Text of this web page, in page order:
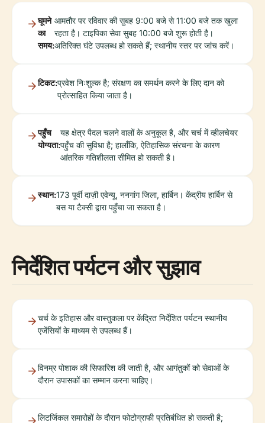
घूमने
का
समय:
आमतौर पर रविवार की सुबह 9:00 बजे से 11:00 बजे तक खुला
रहता है। टाइपिका सेवा सुबह 10:00 बजे शुरू होती है।
अतिरिक्त घंटे उपलब्ध हो सकते हैं; स्थानीय स्तर पर जांच करें।
टिकट:प्रवेश निःशुल्क है; संरक्षण का समर्थन करने के लिए दान को
प्रोत्साहित किया जाता है।
पहुँच
योग्यता:
यह क्षेत्र पैदल चलने वालों के अनुकूल है, और चर्च में व्हीलचेयर
पहुँच की सुविधा है; हालाँकि, ऐतिहासिक संरचना के कारण
आंतरिक गतिशीलता सीमित हो सकती है।
स्थान:173 पूर्वी दाज़ी एवेन्यू, ननगांग जिला, हार्बिन। केंद्रीय हार्बिन से
बस या टैक्सी द्वारा पहुँचा जा सकता है।
निर्देशित पर्यटन और सुझाव
चर्च के इतिहास और वास्तुकला पर केंद्रित निर्देशित पर्यटन स्थानीय
एजेंसियों के माध्यम से उपलब्ध हैं।
विनम्र पोशाक की सिफारिश की जाती है, और आगंतुकों को सेवाओं के
दौरान उपासकों का सम्मान करना चाहिए।
लिटर्जिकल समारोहों के दौरान फोटोग्राफी प्रतिबंधित हो सकती है;